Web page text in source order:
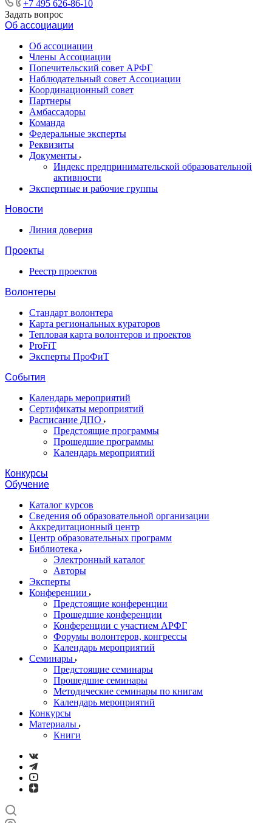
+7 495 626-86-10
Задать вопрос
Об ассоциации
Об ассоциации
Члены Ассоциации
Попечительский совет АРФГ
Наблюдательный совет Ассоциации
Координационный совет
Партнеры
Амбассадоры
Команда
Федеральные эксперты
Реквизиты
Документы
Индекс предпринимательской образовательной
активности
Экспертные и рабочие группы
Новости
Линия доверия
Проекты
Реестр проектов
Волонтеры
Стандарт волонтера
Карта региональных кураторов
Тепловая карта волонтеров и проектов
ProFiT
Эксперты ПроФиТ
События
Календарь мероприятий
Сертификаты мероприятий
Расписание ДПО
Предстоящие программы
Прошедшие программы
Календарь мероприятий
Конкурсы
Обучение
Каталог курсов
Сведения об образовательной организации
Аккредитационный центр
Центр образовательных программ
Библиотека
Электронный каталог
Авторы
Эксперты
Конференции
Предстоящие конференции
Прошедшие конференции
Конференции с участием АРФГ
Форумы волонтеров, конгрессы
Календарь мероприятий
Семинары
Предстоящие семинары
Прошедшие семинары
Методические семинары по книгам
Календарь мероприятий
Конкурсы
Материалы
Книги